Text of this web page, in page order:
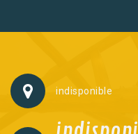
indisponible